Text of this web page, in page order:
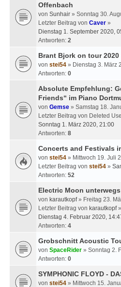
Offenbach
von Sunhair » Sonntag 30.
Letzter Beitrag von Caver »
Dienstag 1. September 2020,
Antworten: 2
Brant Bjork on tour 2020
von stei54 » Dienstag 3. März
Antworten: 0
Absolute Empfehlung:
Friends“ im Piano
von Gemse » Samstag 18.
Letzter Beitrag von Deleted
Sonntag 1. März 2020, 21:00
Antworten: 8
Concerts and Festivals
von stei54 » Mittwoch 19. Juli
Letzter Beitrag von stei54 »
Antworten: 52
Electric Moon unterwegs
von karautkopf» Freitag 23.
Letzter Beitrag von karautkopf»
Dienstag 4. Februar 2020,
Antworten: 4
Grobschnitt Acoustic
von SpaceRider » Sonntag 2.
Antworten: 0
SYMPHONIC FLOYD -
von stei54 » Mittwoch 15.